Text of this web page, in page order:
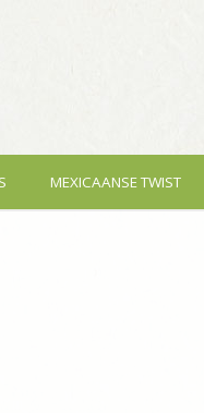
MEXICAANSE TWIST